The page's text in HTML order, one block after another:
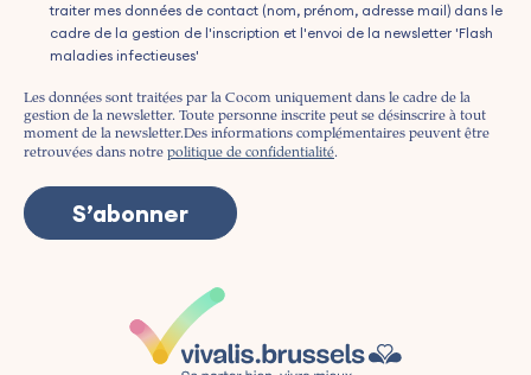
traiter mes données de contact (nom, prénom, adresse mail) dans le
cadre de la gestion de l'inscription et l'envoi de la newsletter 'Flash
maladies infectieuses'
Les données sont traitées par la Cocom uniquement dans le cadre de la
gestion de la newsletter. Toute personne inscrite peut se désinscrire à tout
moment de la newsletter.Des informations complémentaires peuvent être
retrouvées dans notre politique de confidentialité.